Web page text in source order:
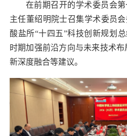
在前期召开的学术委员会
主任董绍明院士召集学术委员
酸盐所“十四五”科技创新规划
时期加强前沿方向与未来技术布
新深度融合等建议。